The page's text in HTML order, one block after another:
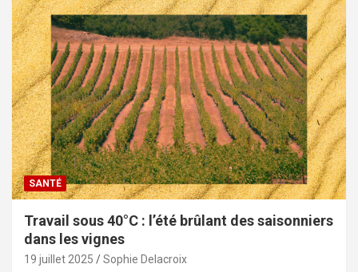
SANTÉ
Travail sous 40°C : l’été brûlant des saisonniers
dans les vignes
19 juillet 2025 Sophie Delacroix